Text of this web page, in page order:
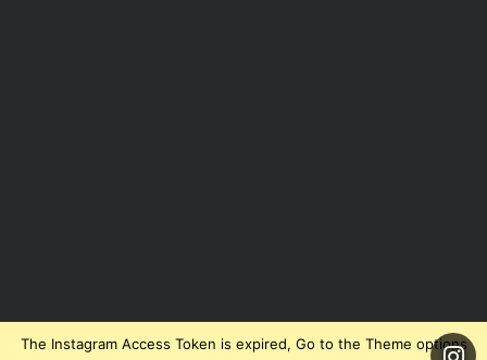
The Instagram Access Token is expired, Go to the Theme options